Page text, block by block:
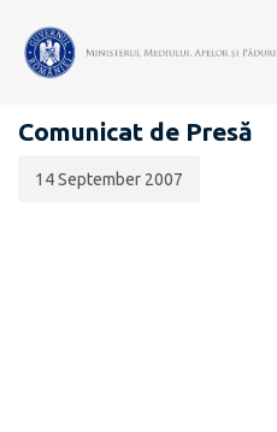
COMUNICATE DE PRESĂ
Comunicat de Presă
publicării:
14 September 2007